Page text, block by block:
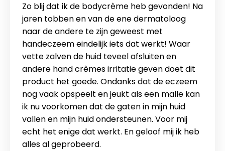
Zo blij dat ik de bodycrème heb gevonden! Na
jaren tobben en van de ene dermatoloog
naar de andere te zijn geweest met
handeczeem eindelijk iets dat werkt! Waar
vette zalven de huid teveel afsluiten en
andere hand crèmes irritatie geven doet dit
product het goede. Ondanks dat de eczeem
nog vaak opspeelt en jeukt als een malle kan
ik nu voorkomen dat de gaten in mijn huid
vallen en mijn huid ondersteunen. Voor mij
echt het enige dat werkt. En geloof mij ik heb
alles al geprobeerd.